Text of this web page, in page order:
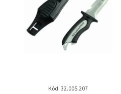
Kód: 32.005.207